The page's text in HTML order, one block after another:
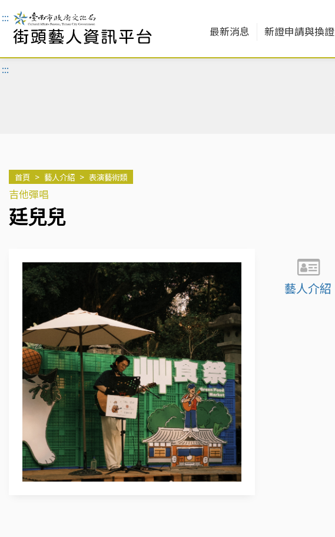
:::
最新消息 新證申請與換證
:::
首頁 > 藝人介紹 > 表演藝術類
吉他彈唱
廷兒兒
藝人介紹